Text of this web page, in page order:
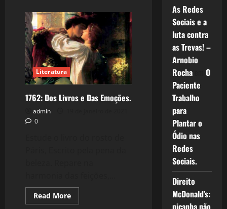
O
Lado
Terrivelmente
Humano
Que
Nos
Dignifica.
Literatura
1762: Dos Livros e Das Emoções.
admin
0
Read MoreRead
more
As Redes
Sociais e a
luta contra
as Trevas! –
Arnobio
Rochaem O
Paciente
Trabalho
para
Plantar o
Ódio nas
Redes
Sociais.
Direito
McDonald’s:
picanha não